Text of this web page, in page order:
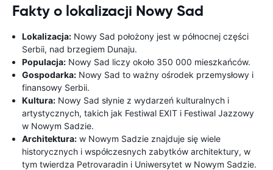
Fakty o lokalizacji Nowy Sad
Lokalizacja: Nowy Sad położony jest w północnej części
Serbii, nad brzegiem Dunaju.
Populacja: Nowy Sad liczy około 350 000 mieszkańców.
Gospodarka: Nowy Sad to ważny ośrodek przemysłowy i
finansowy Serbii.
Kultura: Nowy Sad słynie z wydarzeń kulturalnych i
artystycznych, takich jak Festiwal EXIT i Festiwal Jazzowy
w Nowym Sadzie.
Architektura: w Nowym Sadzie znajduje się wiele
historycznych i współczesnych zabytków architektury, w
tym twierdza Petrovaradin i Uniwersytet w Nowym Sadzie.